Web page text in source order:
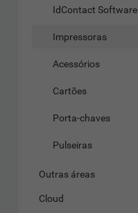
IdContact Software
Impressoras
Acessórios
Cartões
Porta-chaves
Pulseiras
Outras áreas
Cloud